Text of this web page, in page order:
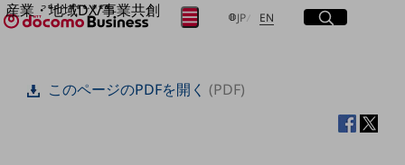
産業・地域DX/事業共創
OPEN HUB for Plural Futures
OPEN HUB for Plural Futuresとは
JP日本語
EN Englishサイト内検索
開く
メニュー
開く
フリーワードを入力して探す
検索する
このページのPDFを開く(PDF)